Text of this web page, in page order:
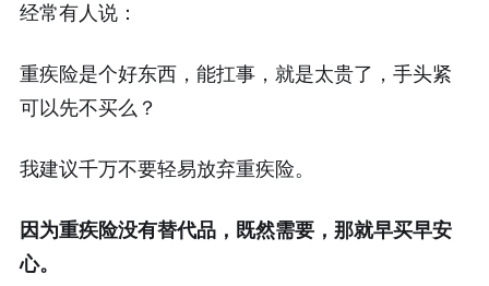
经常有人说：
重疾险是个好东西，能扛事，就是太贵了，手头紧
可以先不买么？
我建议千万不要轻易放弃重疾险。
因为重疾险没有替代品，既然需要，那就早买早安
心。